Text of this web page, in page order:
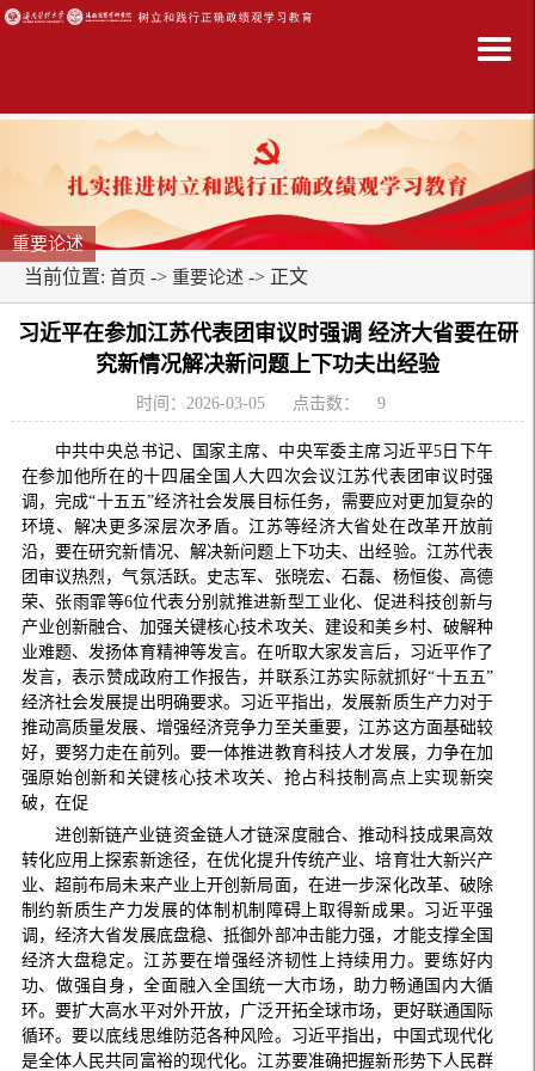
重要论述
当前位置: 首页 -> 重要论述 -> 正文
习近平在参加江苏代表团审议时强调 经济大省要在研
究新情况解决新问题上下功夫出经验
时间：2026-03-05 点击数： 9
中共中央总书记、国家主席、中央军委主席习近平5日下午
在参加他所在的十四届全国人大四次会议江苏代表团审议时强
调，完成“十五五”经济社会发展目标任务，需要应对更加复杂的
环境、解决更多深层次矛盾。江苏等经济大省处在改革开放前
沿，要在研究新情况、解决新问题上下功夫、出经验。江苏代表
团审议热烈，气氛活跃。史志军、张晓宏、石磊、杨恒俊、高德
荣、张雨霏等6位代表分别就推进新型工业化、促进科技创新与
产业创新融合、加强关键核心技术攻关、建设和美乡村、破解种
业难题、发扬体育精神等发言。在听取大家发言后，习近平作了
发言，表示赞成政府工作报告，并联系江苏实际就抓好“十五五”
经济社会发展提出明确要求。习近平指出，发展新质生产力对于
推动高质量发展、增强经济竞争力至关重要，江苏这方面基础较
好，要努力走在前列。要一体推进教育科技人才发展，力争在加
强原始创新和关键核心技术攻关、抢占科技制高点上实现新突
破，在促
进创新链产业链资金链人才链深度融合、推动科技成果高效
转化应用上探索新途径，在优化提升传统产业、培育壮大新兴产
业、超前布局未来产业上开创新局面，在进一步深化改革、破除
制约新质生产力发展的体制机制障碍上取得新成果。习近平强
调，经济大省发展底盘稳、抵御外部冲击能力强，才能支撑全国
经济大盘稳定。江苏要在增强经济韧性上持续用力。要练好内
功、做强自身，全面融入全国统一大市场，助力畅通国内大循
环。要扩大高水平对外开放，广泛开拓全球市场，更好联通国际
循环。要以底线思维防范各种风险。习近平指出，中国式现代化
是全体人民共同富裕的现代化。江苏要准确把握新形势下人民群